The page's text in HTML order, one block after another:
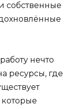
собственные
нечто
ресурсы, где